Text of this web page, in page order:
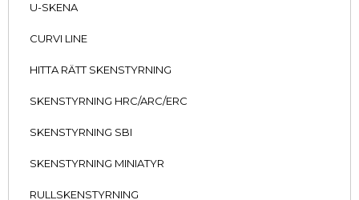
U-SKENA
CURVI LINE
HITTA RÄTT SKENSTYRNING
SKENSTYRNING HRC/ARC/ERC
SKENSTYRNING SBI
SKENSTYRNING MINIATYR
RULLSKENSTYRNING